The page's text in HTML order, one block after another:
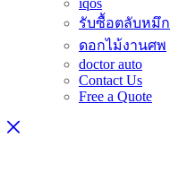
iqos
รับซื้อตลับหมึก
ดอกไม้งานศพ
doctor auto
Contact Us
Free a Quote